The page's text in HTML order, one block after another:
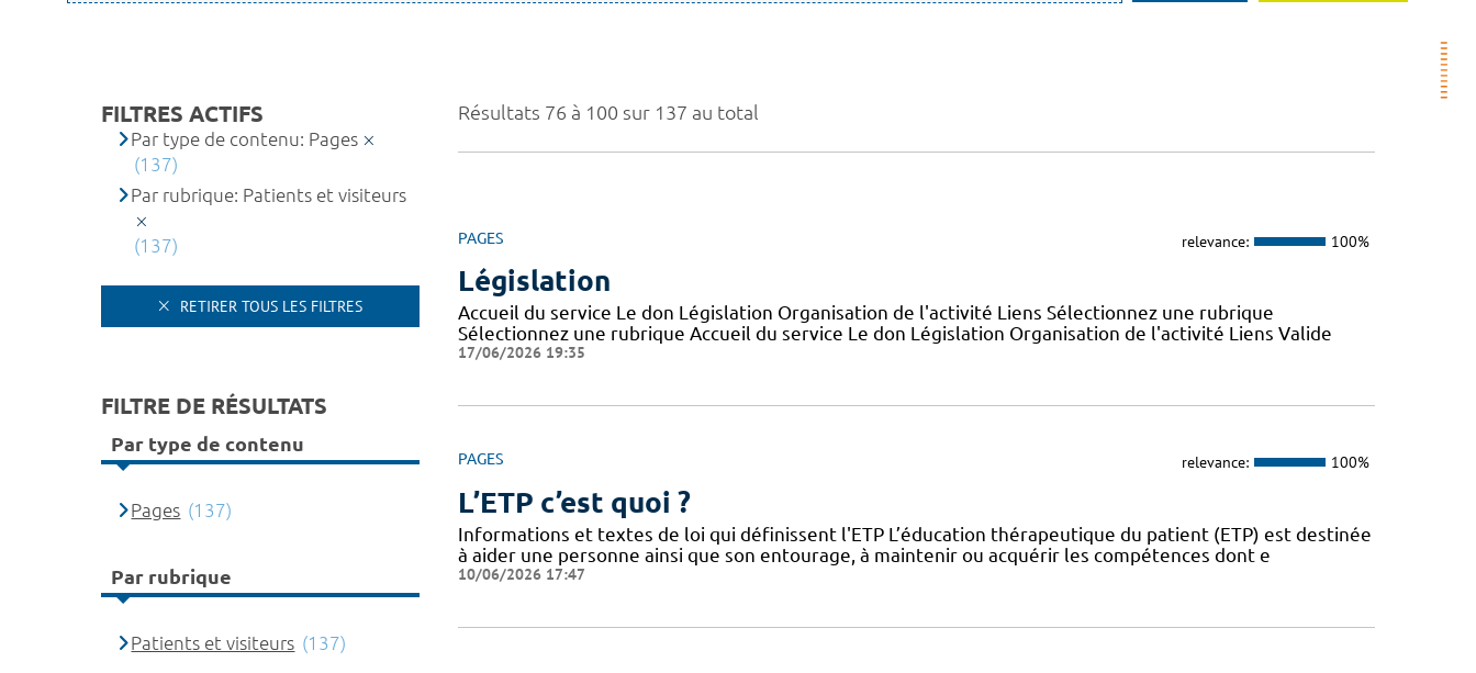
Résultats 76 à 100 sur 137 au total
PAGES relevance: 100%
Législation
Accueil du service Le don Législation Organisation de l'activité Liens Sélectionnez une rubrique
Sélectionnez une rubrique Accueil du service Le don Législation Organisation de l'activité Liens Valide
17/06/2026 19:35
PAGES relevance: 100%
L’ETP c’est quoi ?
Informations et textes de loi qui définissent l'ETP L’éducation thérapeutique du patient (ETP) est destinée
à aider une personne ainsi que son entourage, à maintenir ou acquérir les compétences dont e
10/06/2026 17:47
FILTRES ACTIFS
Par type de contenu: Pages
(137)
Par rubrique: Patients et visiteurs
(137)
RETIRER TOUS LES FILTRES
FILTRE DE RÉSULTATS
Par type de contenu
Pages (137)
Par rubrique
Patients et visiteurs (137)